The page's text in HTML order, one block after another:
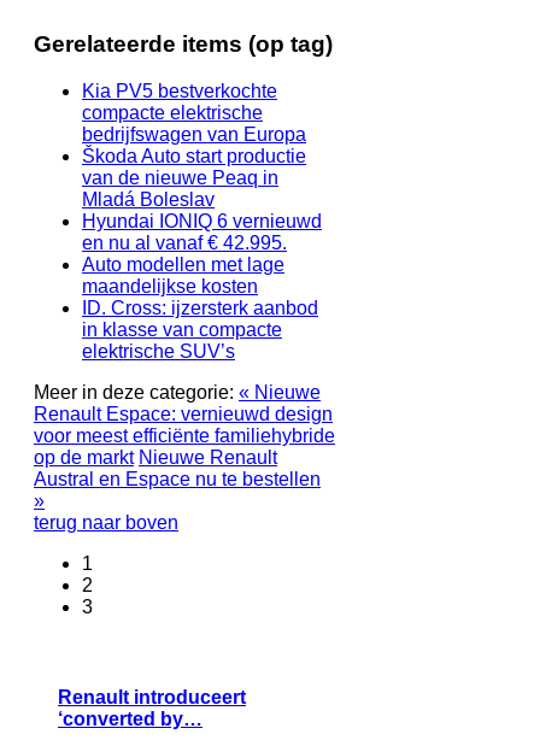
Gerelateerde items (op tag)
Kia PV5 bestverkochte
compacte elektrische
bedrijfswagen van Europa
Škoda Auto start productie
van de nieuwe Peaq in
Mladá Boleslav
Hyundai IONIQ 6 vernieuwd
en nu al vanaf € 42.995.
Auto modellen met lage
maandelijkse kosten
ID. Cross: ijzersterk aanbod
in klasse van compacte
elektrische SUV’s
Meer in deze categorie: « Nieuwe
Renault Espace: vernieuwd design
voor meest efficiënte familiehybride
op de markt Nieuwe Renault
Austral en Espace nu te bestellen
»
terug naar boven
1
2
3
Renault introduceert
‘converted by…